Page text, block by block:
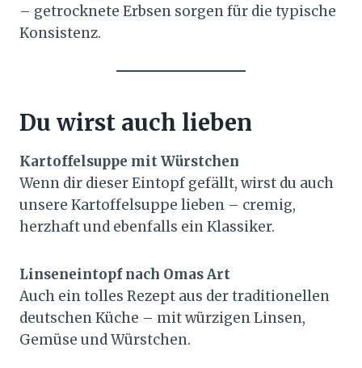
– getrocknete Erbsen sorgen für die typische
Konsistenz.
Du wirst auch lieben
Kartoffelsuppe mit Würstchen
Wenn dir dieser Eintopf gefällt, wirst du auch
unsere Kartoffelsuppe lieben – cremig,
herzhaft und ebenfalls ein Klassiker.
Linseneintopf nach Omas Art
Auch ein tolles Rezept aus der traditionellen
deutschen Küche – mit würzigen Linsen,
Gemüse und Würstchen.